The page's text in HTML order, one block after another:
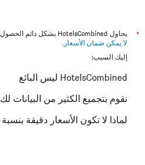
*
يحاول HotelsCombined بشكل دائم الحصول على الأسعار الدقيقة، ولكن
لا يمكن ضمان الأسعار .
إليك السبب:
HotelsCombined ليس البائع
نقوم بتجميع الكثير من البيانات لك
لماذا لا تكون الأسعار دقيقة بنسبة 100٪؟